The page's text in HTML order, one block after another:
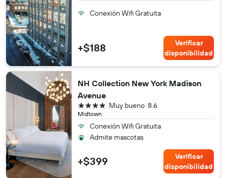
Conexión Wifi Gratuita
+$188
Verificar
disponibilidad
NH Collection New York Madison
Avenue
Midtown
8.6
Muy bueno
4 estrellas
Conexión Wifi Gratuita
Admite mascotas
+$399
Verificar
disponibilidad